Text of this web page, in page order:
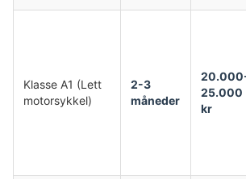
Klasse A1 (Lett
motorsykkel)
2-3
måneder
25.000
kr